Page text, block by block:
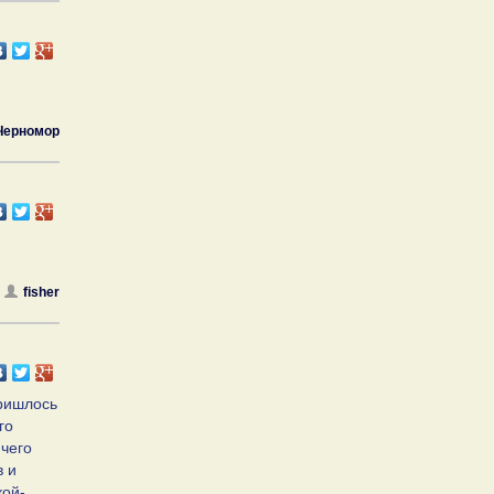
fisher
и